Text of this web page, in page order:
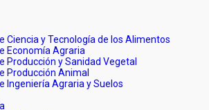
Ciencia y Tecnología de los Alimentos
Economía Agraria
Producción y Sanidad Vegetal
Producción Animal
Ingeniería Agraria y Suelos